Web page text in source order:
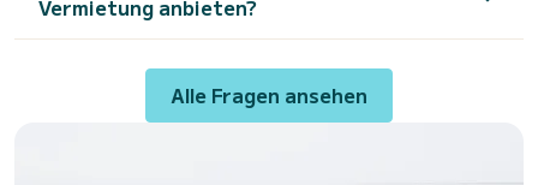
Vermietung anbieten?
Alle Fragen ansehen